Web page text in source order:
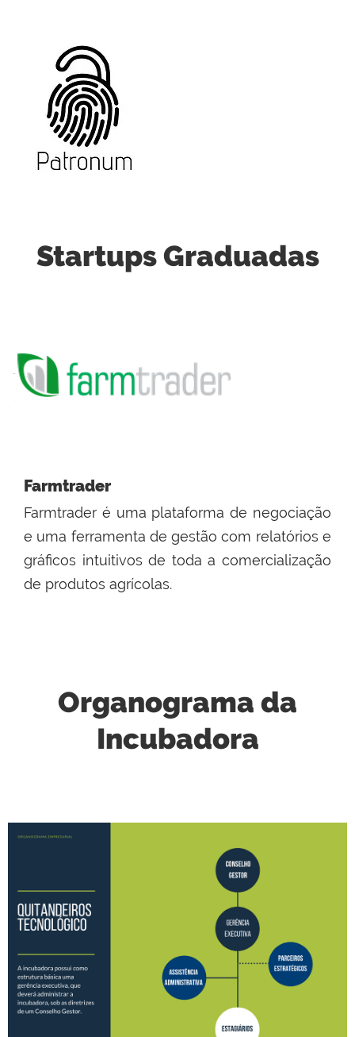
Startups Graduadas
Farmtrader
Farmtrader é uma plataforma de negociação
e uma ferramenta de gestão com relatórios e
gráficos intuitivos de toda a comercialização
de produtos agrícolas.
Organograma da
Incubadora